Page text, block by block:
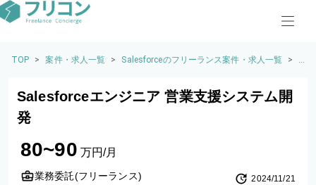
TOP > 案件・求人一覧 > Salesforceのフリーランス案件・求人一覧 >
S
Salesforceエンジニア 営業支援システム開
発
80~90 万円/月
業務委託(フリーランス) 2024/11/21